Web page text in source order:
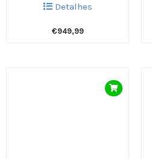
Detalhes
€949,99